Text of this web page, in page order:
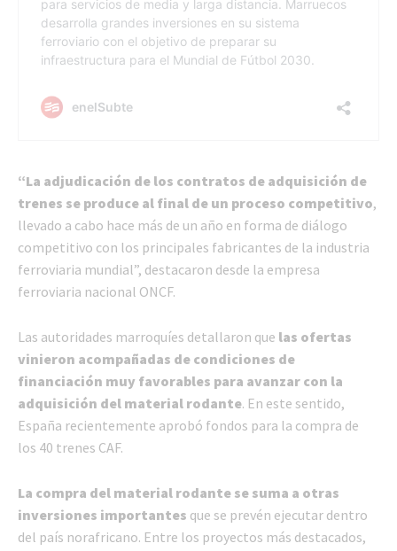
“La adjudicación de los contratos de adquisición de
trenes se produce al final de un proceso competitivo,
llevado a cabo hace más de un año en forma de diálogo
competitivo con los principales fabricantes de la industria
ferroviaria mundial”, destacaron desde la empresa
ferroviaria nacional ONCF.
Las autoridades marroquíes detallaron que las ofertas
vinieron acompañadas de condiciones de
financiación muy favorables para avanzar con la
adquisición del material rodante. En este sentido,
España recientemente aprobó fondos para la compra de
los 40 trenes CAF.
La compra del material rodante se suma a otras
inversiones importantes que se prevén ejecutar dentro
del país norafricano. Entre los proyectos más destacados,